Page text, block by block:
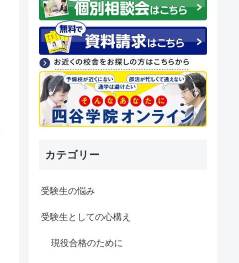
カテゴリー
受験生の悩み
受験生としての心構え
現役合格のために